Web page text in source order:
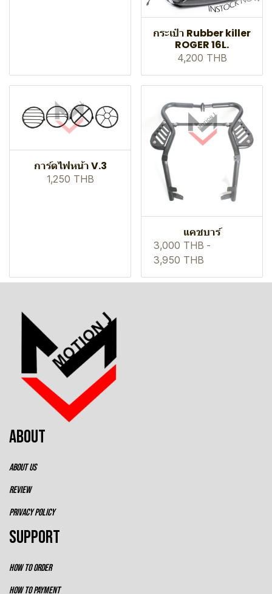
กระเป๋า Rubber killer
ROGER 16L.
4,200 THB
การ์ดไฟหน้า V.3
1,250 THB
แคชบาร์
3,000 THB -
3,950 THB
ABOUT
ABOUT US
REVIEW
PRIVACY POLICY
SUPPORT
HOW TO ORDER
HOW TO PAYMENT